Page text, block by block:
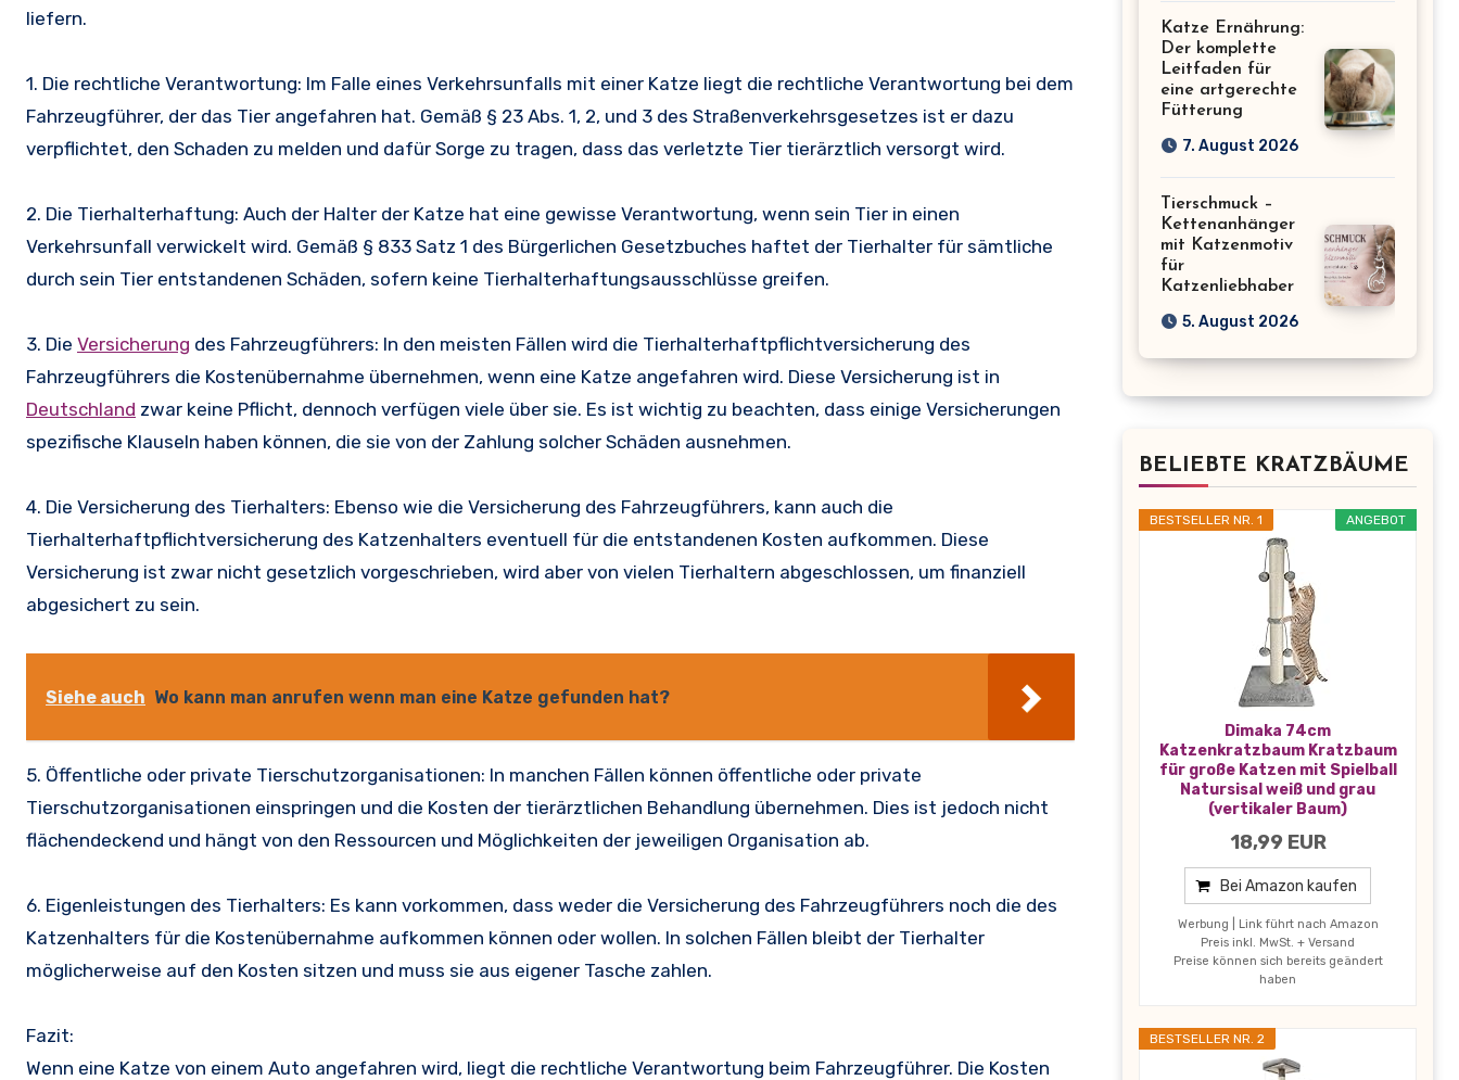
liefern.
1. Die rechtliche Verantwortung: Im Falle eines Verkehrsunfalls mit einer Katze liegt die rechtliche Verantwortung bei dem
Fahrzeugführer, der das Tier angefahren hat. Gemäß § 23 Abs. 1, 2, und 3 des Straßenverkehrsgesetzes ist er dazu
verpflichtet, den Schaden zu melden und dafür Sorge zu tragen, dass das verletzte Tier tierärztlich versorgt wird.
2. Die Tierhalterhaftung: Auch der Halter der Katze hat eine gewisse Verantwortung, wenn sein Tier in einen
Verkehrsunfall verwickelt wird. Gemäß § 833 Satz 1 des Bürgerlichen Gesetzbuches haftet der Tierhalter für sämtliche
durch sein Tier entstandenen Schäden, sofern keine Tierhalterhaftungsausschlüsse greifen.
3. Die Versicherung des Fahrzeugführers: In den meisten Fällen wird die Tierhalterhaftpflichtversicherung des
Fahrzeugführers die Kostenübernahme übernehmen, wenn eine Katze angefahren wird. Diese Versicherung ist in
Deutschland zwar keine Pflicht, dennoch verfügen viele über sie. Es ist wichtig zu beachten, dass einige Versicherungen
spezifische Klauseln haben können, die sie von der Zahlung solcher Schäden ausnehmen.
4. Die Versicherung des Tierhalters: Ebenso wie die Versicherung des Fahrzeugführers, kann auch die
Tierhalterhaftpflichtversicherung des Katzenhalters eventuell für die entstandenen Kosten aufkommen. Diese
Versicherung ist zwar nicht gesetzlich vorgeschrieben, wird aber von vielen Tierhaltern abgeschlossen, um finanziell
abgesichert zu sein.
Siehe auch Wo kann man anrufen wenn man eine Katze gefunden hat?
5. Öffentliche oder private Tierschutzorganisationen: In manchen Fällen können öffentliche oder private
Tierschutzorganisationen einspringen und die Kosten der tierärztlichen Behandlung übernehmen. Dies ist jedoch nicht
flächendeckend und hängt von den Ressourcen und Möglichkeiten der jeweiligen Organisation ab.
6. Eigenleistungen des Tierhalters: Es kann vorkommen, dass weder die Versicherung des Fahrzeugführers noch die des
Katzenhalters für die Kostenübernahme aufkommen können oder wollen. In solchen Fällen bleibt der Tierhalter
möglicherweise auf den Kosten sitzen und muss sie aus eigener Tasche zahlen.
Fazit:
Wenn eine Katze von einem Auto angefahren wird, liegt die rechtliche Verantwortung beim Fahrzeugführer. Die Kosten
Katze Ernährung:
Der komplette
Leitfaden für
eine artgerechte
Fütterung
7. August 2026
Tierschmuck –
Kettenanhänger
mit Katzenmotiv
für
Katzenliebhaber
5. August 2026
BELIEBTE KRATZBÄUME
ANGEBOT
BESTSELLER NR. 1
Dimaka 74cm
Katzenkratzbaum Kratzbaum
für große Katzen mit Spielball
Natursisal weiß und grau
(vertikaler Baum)
18,99 EUR
Bei Amazon kaufen
Werbung | Link führt nach Amazon
Preis inkl. MwSt. + Versand
Preise können sich bereits geändert
haben
BESTSELLER NR. 2